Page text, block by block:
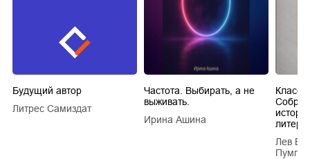
Будущий автор
Литрес Самиздат
Частота. Выбирать, а не
выживать.
Ирина Ашина
Лев